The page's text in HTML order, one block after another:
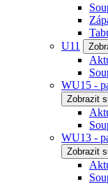
U11
WU15 -
Zobrazit
WU13 -
Zobrazit